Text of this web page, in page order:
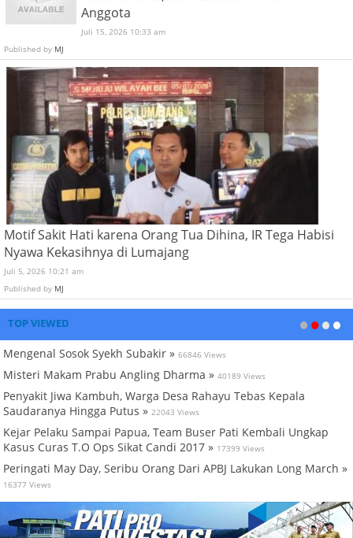
Anggota
Juli 15, 2026 10:33 am
Published by MJ
Motif Sakit Hati karena Orang Tua Dihina, IR Tega Habisi
Nyawa Kekasihnya di Lumajang
Juli 5, 2026 10:21 am
Published by MJ
TOP VIEWED
Mengenal Sosok Syekh Subakir » 66846 Views
Misteri Makam Prabu Angling Dharma » 40189 Views
Penyakit Jiwa Kambuh, Warga Desa Rahayu Tebas Kepala
Saudaranya Hingga Putus » 22043 Views
Kejar Pelaku Sampai Papua, Team Buser Pati Kembali Ungkap
Kasus Curas T.O Ops Sikat Candi 2017 » 17399 Views
Peringati May Day, Seribu Orang Dari APBJ Lakukan Long March »
16377 Views